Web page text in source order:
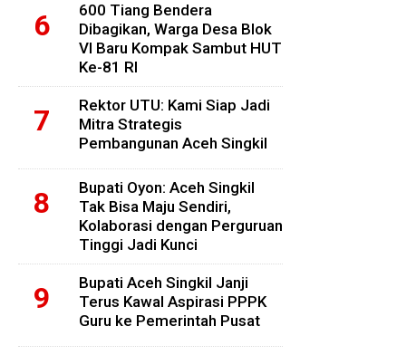
600 Tiang Bendera
Dibagikan, Warga Desa Blok
VI Baru Kompak Sambut HUT
Ke-81 RI
Rektor UTU: Kami Siap Jadi
Mitra Strategis
Pembangunan Aceh Singkil
Bupati Oyon: Aceh Singkil
Tak Bisa Maju Sendiri,
Kolaborasi dengan Perguruan
Tinggi Jadi Kunci
Bupati Aceh Singkil Janji
Terus Kawal Aspirasi PPPK
Guru ke Pemerintah Pusat